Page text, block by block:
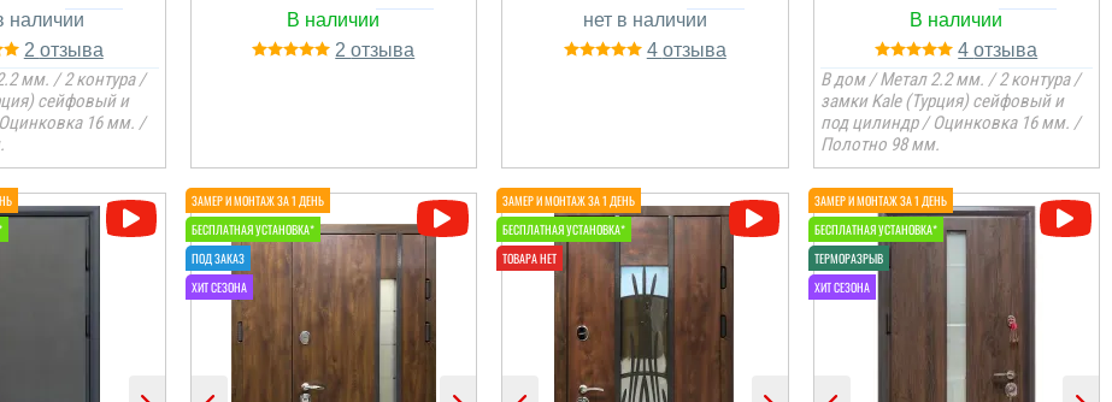
Олена
сусідів і
теж
задоволені, встановили
швидко на слідуючий
день, за собою
прибрали сміття,
допомгли в
правильному
викорастанні, менеджер
Віталій молодець,
підска...
читати всі відгуки
Двері мене просто
вразили своєю красою,
якісні та добротні. Я ну
дуже задоволена
Геннадий
Очень доволен
дверьми, качеством
сборки, изготовлением и
внешним видом,
утеплённые с отличным
хороший метал и замки
и есть терморазрыв....
2
мм. / 2 контура /
сейфовый и
16 мм. /
2 4 4
В дом / Метал 2.2 мм. / 2 контура /
замки Kale (Турция) сейфовый и
под цилиндр / Оцинковка 16 мм. /
Полотно 98 мм.